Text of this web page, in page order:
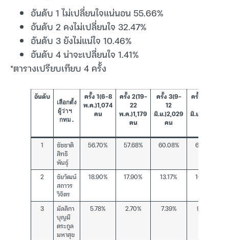
อันดับ 1 ไม่เปลี่ยนใจแน่นอน 55.66%
อันดับ 2 คงไม่เปลี่ยนใจ 32.47%
อันดับ 3 ยังไม่แน่ใจ 10.46%
อันดับ 4 น่าจะเปลี่ยนใจ 1.41%
*ตารางเปรียบเทียบ 4 ครั้ง
อันดับ
เลือกตั้ง
ผู้ว่าฯ
กทม.
ครั้ง 1(6-8
พ.ค.)1,074
คน
ครั้ง 2(19-
22
พ.ค.)1,179
คน
ครั้ง 3(9-
12
มิ.ย.)2,029
คน
ครั้ง 4(16-
มิ.ย.)2,562
1
ชัชชาติ
สิทธิ
พันธุ์
56.70% 57.68% 60.08% 61.09%
2
ชัยวัฒน์
สถาวร
วิจิตร
18.90% 17.90% 13.17% 10.93%
3
มัลลิกา
บุญมี
ตระกูล
มหาสุข
5.78% 2.70% 7.39% 9.84%